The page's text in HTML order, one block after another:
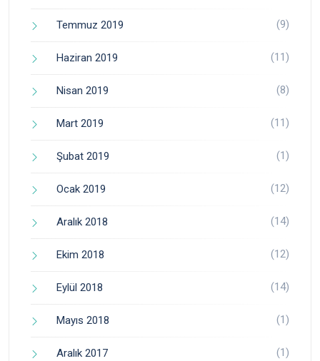
Temmuz 2019 (9)
Haziran 2019 (11)
Nisan 2019 (8)
Mart 2019 (11)
Şubat 2019 (1)
Ocak 2019 (12)
Aralık 2018 (14)
Ekim 2018 (12)
Eylül 2018 (14)
Mayıs 2018 (1)
Aralık 2017 (1)